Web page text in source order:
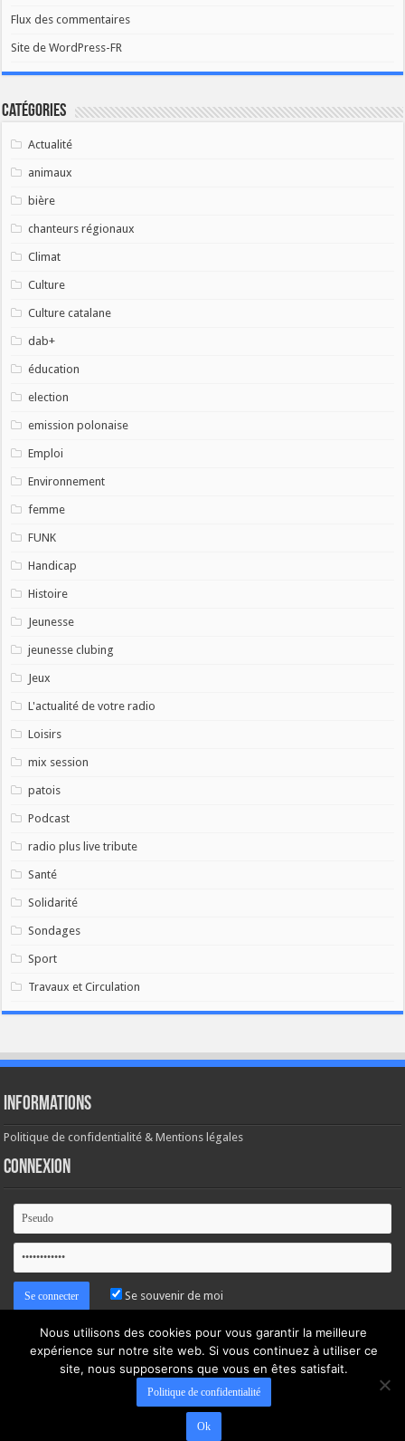
Flux des commentaires
Site de WordPress-FR
Catégories
Actualité
animaux
bière
chanteurs régionaux
Climat
Culture
Culture catalane
dab+
éducation
election
emission polonaise
Emploi
Environnement
femme
FUNK
Handicap
Histoire
Jeunesse
jeunesse clubing
Jeux
L'actualité de votre radio
Loisirs
mix session
patois
Podcast
radio plus live tribute
Santé
Solidarité
Sondages
Sport
Travaux et Circulation
Informations
Politique de confidentialité & Mentions légales
Connexion
Se souvenir de moi
Mot de passe oublié ?
Nous utilisons des cookies pour vous garantir la meilleure
expérience sur notre site web. Si vous continuez à utiliser ce
site, nous supposerons que vous en êtes satisfait.
Politique de confidentialité
Ok